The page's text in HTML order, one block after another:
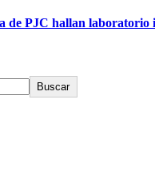
de PJC hallan laboratorio
Buscar